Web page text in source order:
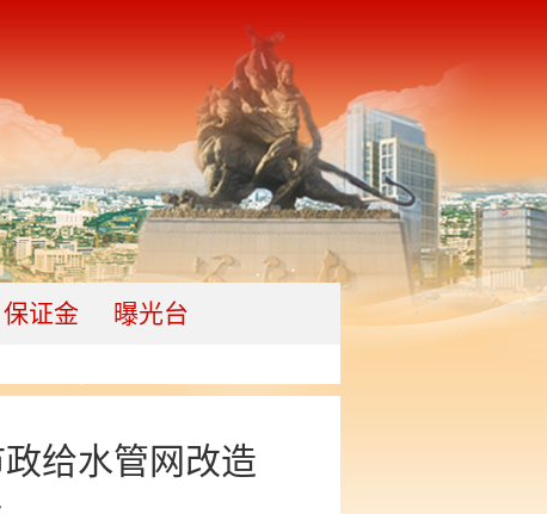
保证金 曝光台
给水管网改造